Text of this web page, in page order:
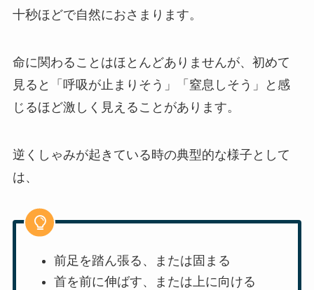
十秒ほどで自然におさまります。
命に関わることはほとんどありませんが、初めて
見ると「呼吸が止まりそう」「窒息しそう」と感
じるほど激しく見えることがあります。
逆くしゃみが起きている時の典型的な様子として
は、
前足を踏ん張る、または固まる
首を前に伸ばす、または上に向ける